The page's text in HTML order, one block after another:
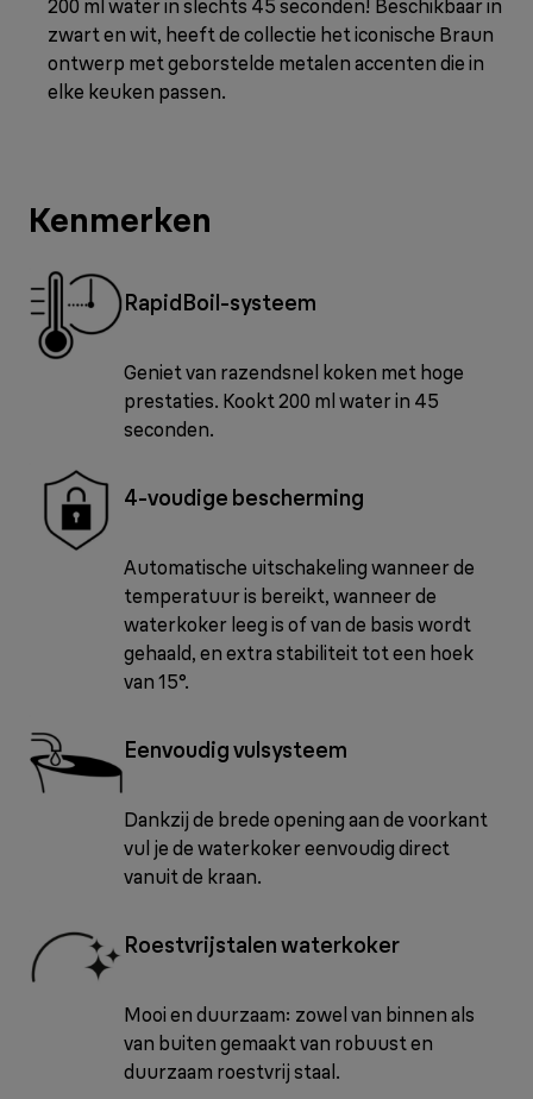
200 ml water in slechts 45 seconden! Beschikbaar in
zwart en wit, heeft de collectie het iconische Braun
ontwerp met geborstelde metalen accenten die in
elke keuken passen.
Kenmerken
RapidBoil-systeem
Geniet van razendsnel koken met hoge
prestaties. Kookt 200 ml water in 45
seconden.
4-voudige bescherming
Automatische uitschakeling wanneer de
temperatuur is bereikt, wanneer de
waterkoker leeg is of van de basis wordt
gehaald, en extra stabiliteit tot een hoek
van 15°.
Eenvoudig vulsysteem
Dankzij de brede opening aan de voorkant
vul je de waterkoker eenvoudig direct
vanuit de kraan.
Roestvrijstalen waterkoker
Mooi en duurzaam: zowel van binnen als
van buiten gemaakt van robuust en
duurzaam roestvrij staal.